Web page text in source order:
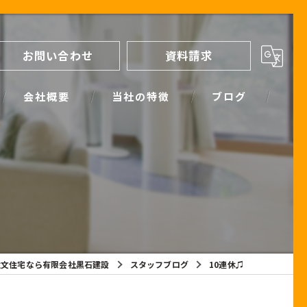
お問い合わせ 資料請求
会社概要 当社の特徴
間取り
断熱
ブログ
スタッフブログ
住宅なら有限会社黒石建設 スタッフブログ 10連休♫